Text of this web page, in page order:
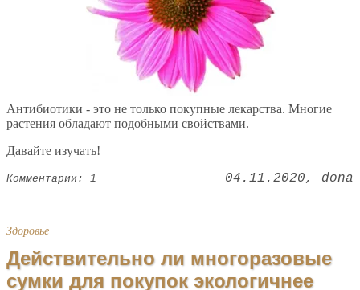
Антибиотики - это не только покупные лекарства. Многие
растения обладают подобными свойствами.
Давайте изучать!
Комментарии: 1 04.11.2020 dona
Здоровье
Действительно ли многоразовые
сумки для покупок экологичнее